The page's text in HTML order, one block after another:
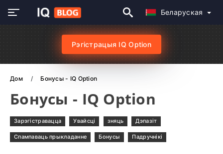
Беларуская
Рэгістрацыя IQ Option
Дом Бонусы - IQ Option
Бонусы - IQ Option
Зарэгістравацца Увайсці зняць Дэпазіт
Спампаваць прыкладанне Бонусы Падручнікі